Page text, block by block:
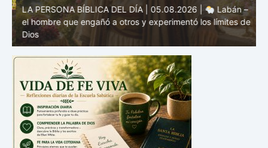
LA PERSONA BÍBLICA DEL DÍA | 05.08.2026 |
Labán –
el hombre que engañó a otros y experimentó los límites de
Dios